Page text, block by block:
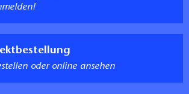
oder online ansehen